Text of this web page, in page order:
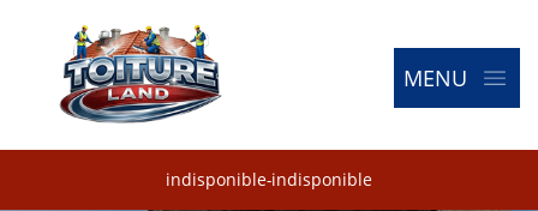
MENU
indisponible-indisponible